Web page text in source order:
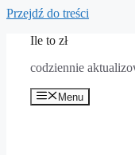
Przejdź do treści
Ile to zł
codziennie
Menu